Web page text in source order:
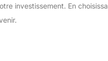
investissement. En